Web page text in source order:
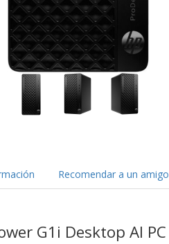
Recomendar a un amigo
G1i Desktop AI PC